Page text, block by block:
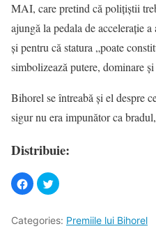
MAI, care pretind că poliţiştii
ajungă la pedala de acceleraţie
şi pentru că statura „poate
simbolizează putere, dominare
Bihorel se întreabă şi el despre
sigur nu era impunător ca
Distribuie:
Categories: Premiile lui Bihorel